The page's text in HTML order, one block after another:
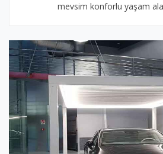
mevsim konforlu yaşam